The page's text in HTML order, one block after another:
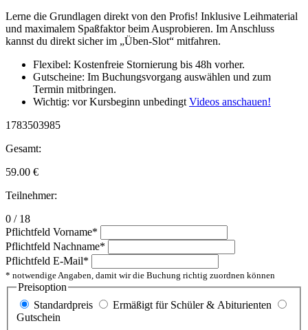
Lerne die Grundlagen direkt von den Profis! Inklusive Leihmaterial
und maximalem Spaßfaktor beim Ausprobieren. Im Anschluss
kannst du direkt sicher im „Üben-Slot“ mitfahren.
Flexibel: Kostenfreie Stornierung bis 48h vorher.
Gutscheine: Im Buchungsvorgang auswählen und zum
Termin mitbringen.
Wichtig: vor Kursbeginn unbedingt Videos anschauen!
1783503985
Gesamt:
59.00 €
Teilnehmer:
0 / 18
Pflichtfeld Vorname*
Pflichtfeld Nachname*
Pflichtfeld E-Mail*
* notwendige Angaben, damit wir die Buchung richtig zuordnen können
Preisoption
Standardpreis
Ermäßigt für Schüler & Abiturienten
Gutschein